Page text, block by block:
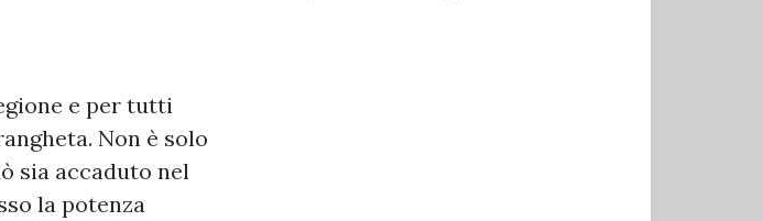
e per tutti
Non è solo
sia accaduto nel
la potenza